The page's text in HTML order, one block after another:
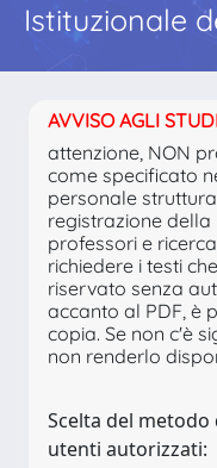
Istituzionale
AVVISO AGLI
attenzione, NON
come specificato
personale
registrazione
professori e
richiedere i testi
riservato senza
accanto al PDF, è
copia. Se non c'è
non renderlo
Scelta del
utenti autorizzati: